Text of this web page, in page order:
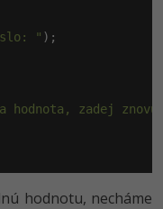
" );
hodnota, zadej
hodnotu, necháme